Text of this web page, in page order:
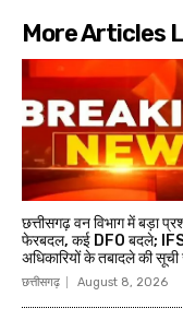
More Articles
छत्तीसगढ़ वन विभाग में बड़ा
फेरबदल, कई DFO बदले;
अधिकारियों के तबादले की सूची
छत्तीसगढ़ August 8, 2026